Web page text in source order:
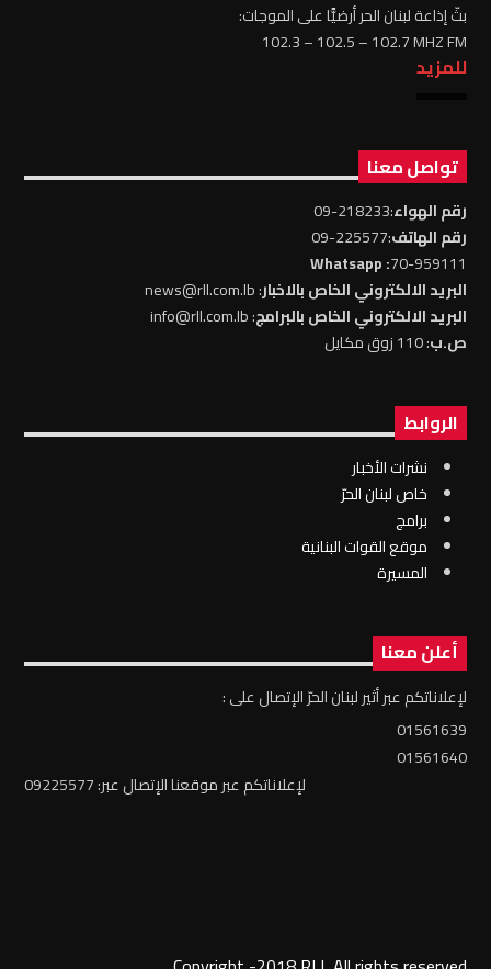
بثّ إذاعة لبنان الحر أرضيًّا على الموجات:
102.3 – 102.5 – 102.7 MHZ FM
للمزيد
تواصل معنا
رقم الهواء:218233-09
رقم الهاتف:225577-09
70-959111
: Whatsapp
البريد الالكتروني الخاص بالاخبار: news@rll.com.lb
البريد الالكتروني الخاص بالبرامج: info@rll.com.lb
ص.ب: 110 زوق مكايل
الروابط
نشرات الأخبار
خاص لبنان الحرّ
برامج
موقع القوات البنانية
المسيرة
أعلن معنا
لإعلاناتكم عبر أثير لبنان الحرّ الإتصال على :
01561639
01561640
لإعلاناتكم عبر موقعنا الإتصال عبر: 09225577